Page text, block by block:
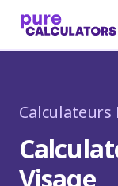
Calculateurs
Visage